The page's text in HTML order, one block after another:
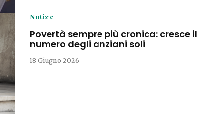
Notizie
Povertà sempre più cronica: cresce il
numero degli anziani soli
18 Giugno 2026